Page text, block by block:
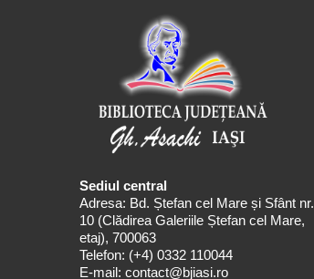
Sediul central
Adresa: Bd. Ștefan cel Mare și Sfânt nr.
10 (Clădirea Galeriile Ștefan cel Mare,
etaj), 700063
Telefon: (+4) 0332 110044
E-mail: contact@bjiasi.ro